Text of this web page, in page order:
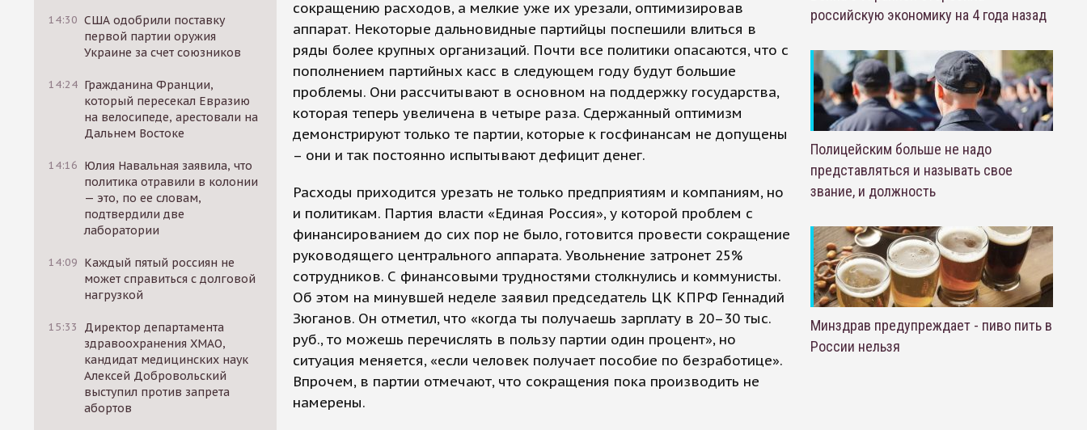
14:30 США одобрили поставку
первой партии оружия
Украине за счет союзников
14:24 Гражданина Франции,
который пересекал Евразию
на велосипеде, арестовали на
Дальнем Востоке
14:16 Юлия Навальная заявила, что
политика отравили в колонии
— это, по ее словам,
подтвердили две
лаборатории
14:09 Каждый пятый россиян не
может справиться с долговой
нагрузкой
15:33
Директор департамента
здравоохранения ХМАО,
кандидат медицинских наук
Алексей Добровольский
выступил против запрета
абортов
сокращению расходов, а мелкие уже их урезали, оптимизировав
аппарат. Некоторые дальновидные партийцы поспешили влиться в
ряды более крупных организаций. Почти все политики опасаются, что с
пополнением партийных касс в следующем году будут большие
проблемы. Они рассчитывают в основном на поддержку государства,
которая теперь увеличена в четыре раза. Сдержанный оптимизм
демонстрируют только те партии, которые к госфинансам не допущены
– они и так постоянно испытывают дефицит денег.
Расходы приходится урезать не только предприятиям и компаниям, но
и политикам. Партия власти «Единая Россия», у которой проблем с
финансированием до сих пор не было, готовится провести сокращение
руководящего центрального аппарата. Увольнение затронет 25%
сотрудников. С финансовыми трудностями столкнулись и коммунисты.
Об этом на минувшей неделе заявил председатель ЦК КПРФ Геннадий
Зюганов. Он отметил, что «когда ты получаешь зарплату в 20–30 тыс.
руб., то можешь перечислять в пользу партии один процент», но
ситуация меняется, «если человек получает пособие по безработице».
Впрочем, в партии отмечают, что сокращения пока производить не
намерены.
российскую экономику на 4 года назад
Полицейским больше не надо
представляться и называть свое
звание, и должность
Минздрав предупреждает - пиво пить в
России нельзя